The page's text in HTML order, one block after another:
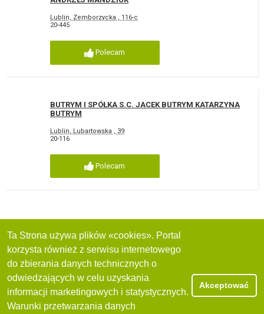
Lublin, Zemborzycka , 116-c
20-445
Polecam
BUTRYM I SPÓŁKA S.C. JACEK BUTRYM KATARZYNA
BUTRYM
Lublin, Lubartowska , 39
20-116
Polecam
Ta Strona używa plików «cookies». Portal
korzysta również z serwisu internetowego
do zbierania danych technicznych o
odwiedzających w celu uzyskania
informacji marketingowych i statystycznych.
Warunki przetwarzania danych
Akceptować